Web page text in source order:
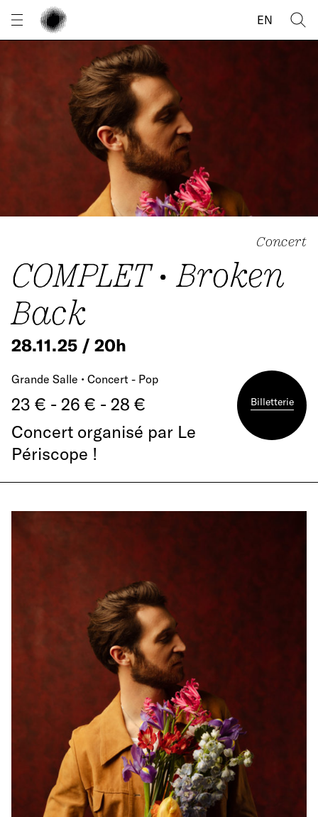
EN
Concert
COMPLET • Broken
Back
28.11.25 / 20h
Grande Salle • Concert - Pop
23 € - 26 € - 28 €
Concert organisé par Le
Périscope !
Billetterie
Panneau de gestion des cookies